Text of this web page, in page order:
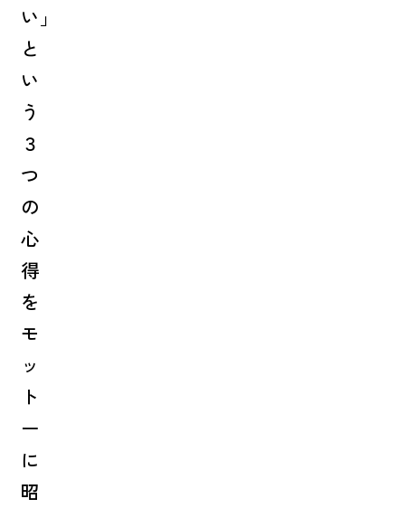
い」
と
い
う
３
つ
の
心
得
を
モ
ッ
ト
ー
に
昭